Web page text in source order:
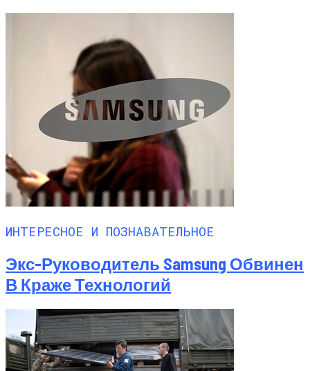
ИНТЕРЕСНОЕ И ПОЗНАВАТЕЛЬНОЕ
Экс-Руководитель Samsung Обвинен
В Краже Технологий